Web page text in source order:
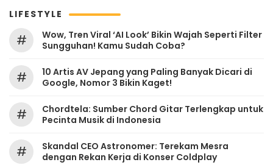
LIFESTYLE
#
Wow, Tren Viral ‘AI Look’ Bikin Wajah Seperti Filter
Sungguhan! Kamu Sudah Coba?
#
10 Artis AV Jepang yang Paling Banyak Dicari di
Google, Nomor 3 Bikin Kaget!
#
Chordtela: Sumber Chord Gitar Terlengkap untuk
Pecinta Musik di Indonesia
#
Skandal CEO Astronomer: Terekam Mesra
dengan Rekan Kerja di Konser Coldplay